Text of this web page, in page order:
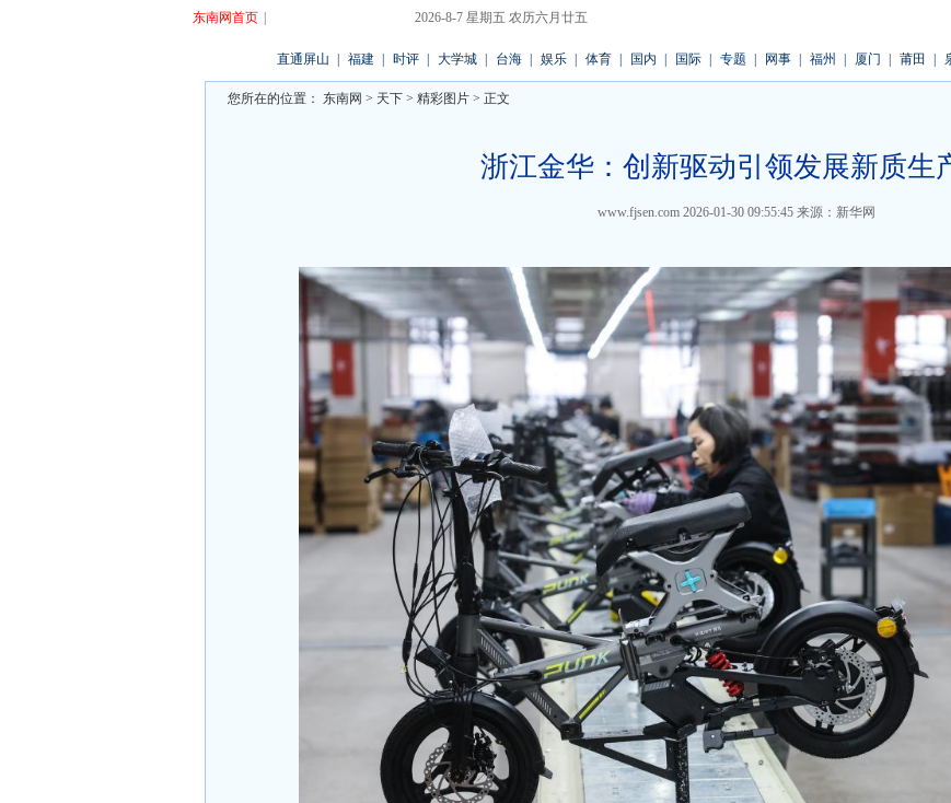
东南网首页 2026-8-7 星期五 农历六月廿五
直通屏山 福建 时评 大学城 台海 娱乐 体育 国内 国际 专题 网事 福州 厦门 莆田
您所在的位置： 东南网 > 天下 > 精彩图片 > 正文
浙江金华：创新驱动引领发展新质生
www.fjsen.com 2026-01-30 09:55:45 来源：新华网